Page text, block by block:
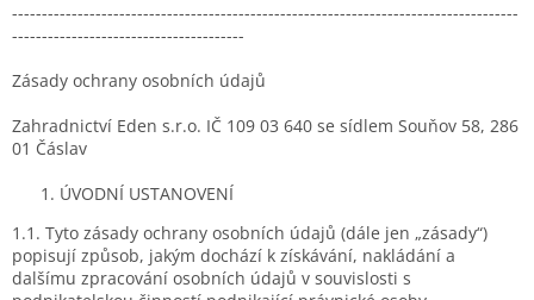
-------------------------------------------------------------------------------------
---------------------------------------
Zásady ochrany osobních údajů
Zahradnictví Eden s.r.o. IČ 109 03 640 se sídlem Souňov 58, 286
01 Čáslav
ÚVODNÍ USTANOVENÍ
1.1. Tyto zásady ochrany osobních údajů (dále jen „zásady“)
popisují způsob, jakým dochází k získávání, nakládání a
dalšímu zpracování osobních údajů v souvislosti s